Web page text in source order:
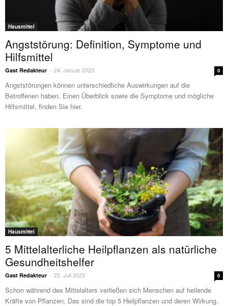
Hausmittel
Angststörung: Definition, Symptome und
Hilfsmittel
Gast Redakteur - 24. Januar 2023 0
Angststörungen können unterschiedliche Auswirkungen auf die
Betroffenen haben. Einen Überblick sowie die Symptome und mögliche
Hilfsmittel, finden Sie hier.
Hausmittel
5 Mittelalterliche Heilpflanzen als natürliche
Gesundheitshelfer
Gast Redakteur - 25. Juli 2023 0
Schon während des Mittelalters verließen sich Menschen auf heilende
Kräfte von Pflanzen. Das sind die top 5 Heilpflanzen und deren Wirkung.